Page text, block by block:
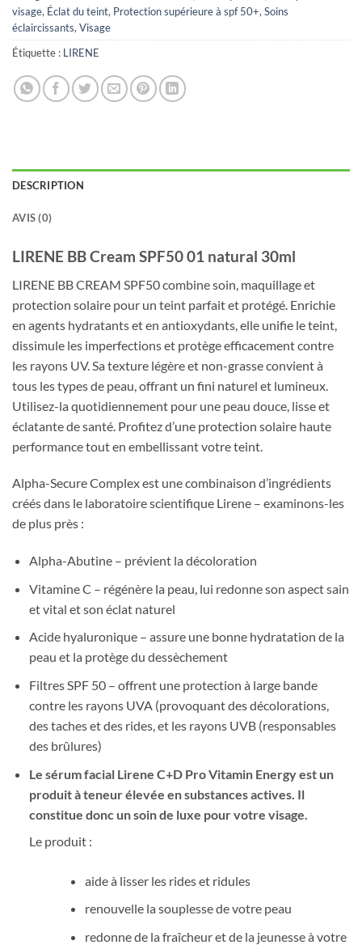
visage, Éclat du teint, Protection supérieure à spf 50+, Soins
éclaircissants, Visage
Étiquette : LIRENE
DESCRIPTION
AVIS (0)
LIRENE BB Cream SPF50 01 natural 30ml
LIRENE BB CREAM SPF50 combine soin, maquillage et
protection solaire pour un teint parfait et protégé. Enrichie
en agents hydratants et en antioxydants, elle unifie le teint,
dissimule les imperfections et protège efficacement contre
les rayons UV. Sa texture légère et non-grasse convient à
tous les types de peau, offrant un fini naturel et lumineux.
Utilisez-la quotidiennement pour une peau douce, lisse et
éclatante de santé. Profitez d’une protection solaire haute
performance tout en embellissant votre teint.
Alpha-Secure Complex est une combinaison d’ingrédients
créés dans le laboratoire scientifique Lirene – examinons-les
de plus près :
Alpha-Abutine – prévient la décoloration
Vitamine C – régénère la peau, lui redonne son aspect sain
et vital et son éclat naturel
Acide hyaluronique – assure une bonne hydratation de la
peau et la protège du dessèchement
Filtres SPF 50 – offrent une protection à large bande
contre les rayons UVA (provoquant des décolorations,
des taches et des rides, et les rayons UVB (responsables
des brûlures)
Le sérum facial Lirene C+D Pro Vitamin Energyest un
produit à teneur élevée en substances actives. Il
constitue donc un soin de luxe pour votre visage.
Le produit :
aide à lisser les rides et ridules
renouvelle la souplesse de votre peau
redonne de la fraîcheur et de la jeunesse à votre